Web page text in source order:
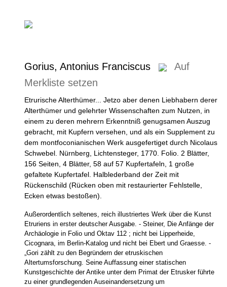
Gorius, Antonius Franciscus
Auf
Merkliste setzen
Etrurische Alterthümer... Jetzo aber denen Liebhabern derer
Alterthümer und gelehrter Wissenschaften zum Nutzen, in
einem zu deren mehrern Erkenntniß genugsamen Auszug
gebracht, mit Kupfern versehen, und als ein Supplement zu
dem montfoconianischen Werk ausgefertiget durch Nicolaus
Schwebel. Nürnberg, Lichtensteger, 1770. Folio. 2 Blätter,
156 Seiten, 4 Blätter, 58 auf 57 Kupfertafeln, 1 große
gefaltete Kupfertafel. Halblederband der Zeit mit
Rückenschild (Rücken oben mit restaurierter Fehlstelle,
Ecken etwas bestoßen).
Außerordentlich seltenes, reich illustriertes Werk über die Kunst
Etruriens in erster deutscher Ausgabe. - Steiner, Die Anfänge der
Archäologie in Folio und Oktav 112 ; nicht bei Lipperheide,
Cicognara, im Berlin-Katalog und nicht bei Ebert und Graesse. -
„Gori zählt zu den Begründern der etruskischen
Altertumsforschung. Seine Auffassung einer statischen
Kunstgeschichte der Antike unter dem Primat der Etrusker führte
zu einer grundlegenden Auseinandersetzung um